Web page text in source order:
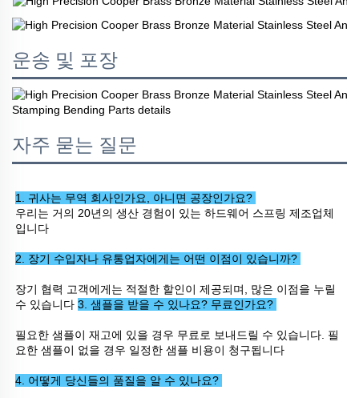
운송 및 포장
자주 묻는 질문
1. 귀사는 무역 회사인가요, 아니면 공장인가요?
우리는 거의 20년의 생산 경험이 있는 하드웨어 스프링 제조업체
입니다
2. 장기 수입자나 유통업자에게는 어떤 이점이 있습니까?
장기 협력 고객에게는 적절한 할인이 제공되며, 많은 이점을 누릴
수 있습니다 3. 샘플을 받을 수 있나요? 무료인가요?
필요한 샘플이 재고에 있을 경우 무료로 보내드릴 수 있습니다. 필
요한 샘플이 없을 경우 일정한 샘플 비용이 청구됩니다
4. 어떻게 당신들의 품질을 알 수 있나요?